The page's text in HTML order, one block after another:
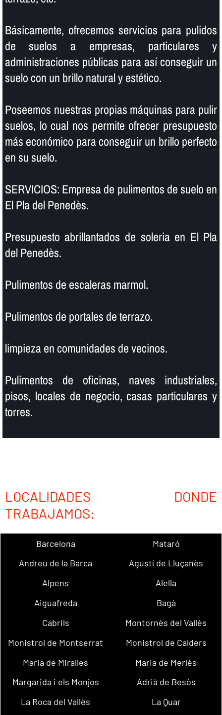
Básicamente, ofrecemos servicios para pulidos
de suelos a empresas, particulares y
administraciones públicas para así­ conseguir un
suelo con un brillo natural y estético.
Poseemos nuestras propias máquinas para pulir
suelos, lo cual nos permite ofrecer presupuesto
más económico para conseguir un brillo perfecto
en su suelo.
SERVICIOS: Empresa de pulimentos de suelo en
El Pla del Penedès.
Presupuesto abrillantados de soleria en El Pla
del Penedès.
Pulimentos de escaleras marmol.
Pulimentos de portales de terrazo.
limpieza en comunidades de vecinos.
Pulimentos de oficinas, naves industriales,
pisos, locales de negocio, casas particulares y
torres.
LOCALIDADES DONDE
TRABAJAMOS:
Barcelona
Mataró
Andreu de la Barca
Agustí de Lluçanès
Alpens
Alella
Aiguafreda
Bagà
Cabrils
Montornès del Vallès
Monistrol de Montserrat
Monistrol de Calders
Maria de Miralles
Maria de Merlès
Margarida i els Monjos
Adrià de Besòs
La Roca del Vallès
La Quar